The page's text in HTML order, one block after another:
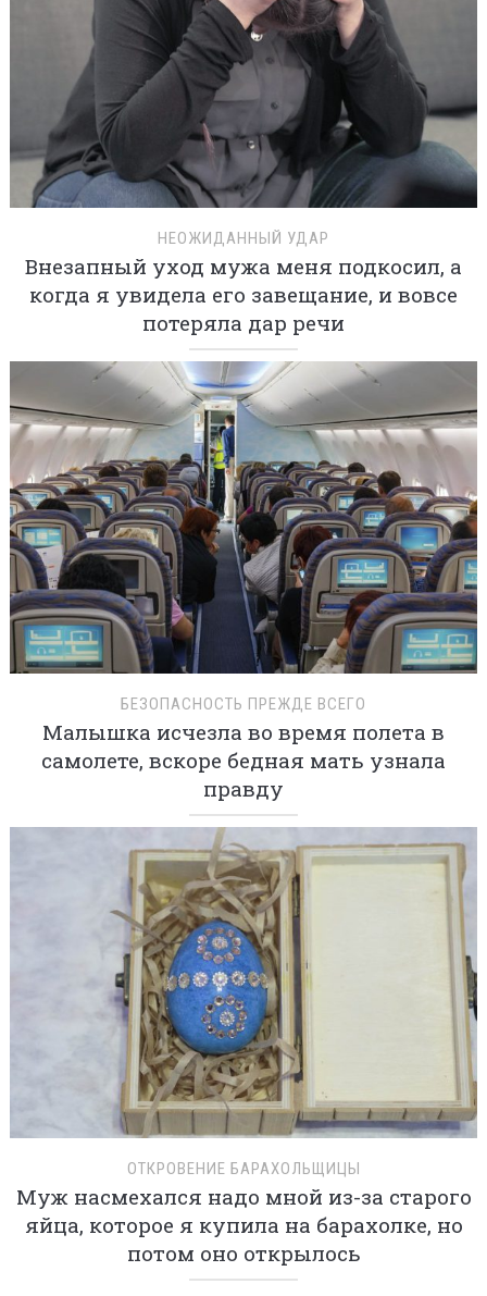
НЕОЖИДАННЫЙ УДАР
Внезапный уход мужа меня подкосил, а
когда я увидела его завещание, и вовсе
потеряла дар речи
БЕЗОПАСНОСТЬ ПРЕЖДЕ ВСЕГО
Малышка исчезла во время полета в
самолете, вскоре бедная мать узнала
правду
ОТКРОВЕНИЕ БАРАХОЛЬЩИЦЫ
Муж насмехался надо мной из-за старого
яйца, которое я купила на барахолке, но
потом оно открылось